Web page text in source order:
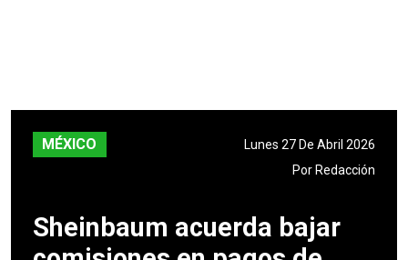
MÉXICO
Lunes 27 De Abril 2026
Por Redacción
Sheinbaum acuerda bajar